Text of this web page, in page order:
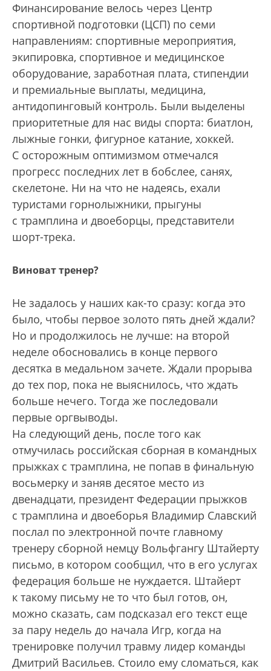
Финансирование велось через Центр
спортивной подготовки (ЦСП) по семи
направлениям: спортивные мероприятия,
экипировка, спортивное и медицинское
оборудование, заработная плата, стипендии
и премиальные выплаты, медицина,
антидопинговый контроль. Были выделены
приоритетные для нас виды спорта: биатлон,
лыжные гонки, фигурное катание, хоккей.
С осторожным оптимизмом отмечался
прогресс последних лет в бобслее, санях,
скелетоне. Ни на что не надеясь, ехали
туристами горнолыжники, прыгуны
с трамплина и двоеборцы, представители
шорт-трека.
Виноват тренер?
Не задалось у наших как-то сразу: когда это
было, чтобы первое золото пять дней ждали?
Но и продолжилось не лучше: на второй
неделе обосновались в конце первого
десятка в медальном зачете. Ждали прорыва
до тех пор, пока не выяснилось, что ждать
больше нечего. Тогда же последовали
первые оргвыводы.
На следующий день, после того как
отмучилась российская сборная в командных
прыжках с трамплина, не попав в финальную
восьмерку и заняв десятое место из
двенадцати, президент Федерации прыжков
с трамплина и двоеборья Владимир Славский
послал по электронной почте главному
тренеру сборной немцу Вольфгангу Штайерту
письмо, в котором сообщил, что в его услугах
федерация больше не нуждается. Штайерт
к такому письму не то что был готов, он,
можно сказать, сам подсказал его текст еще
за пару недель до начала Игр, когда на
тренировке получил травму лидер команды
Дмитрий Васильев. Стоило ему сломаться, как